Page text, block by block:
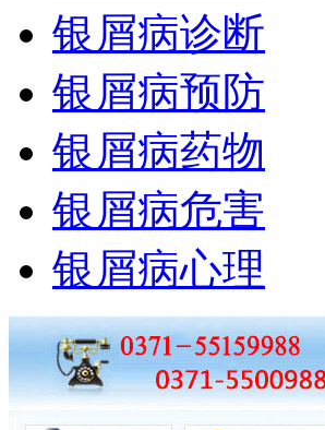
银屑病诊断
银屑病预防
银屑病药物
银屑病危害
银屑病心理